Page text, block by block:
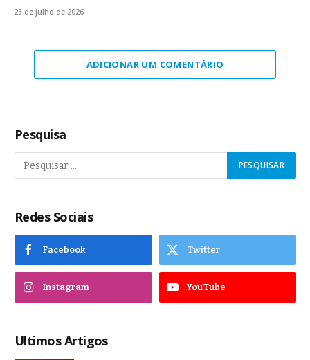
28 de julho de 2026
ADICIONAR UM COMENTÁRIO
Pesquisa
Redes Sociais
Facebook Twitter
Instagram YouTube
Ultimos Artigos